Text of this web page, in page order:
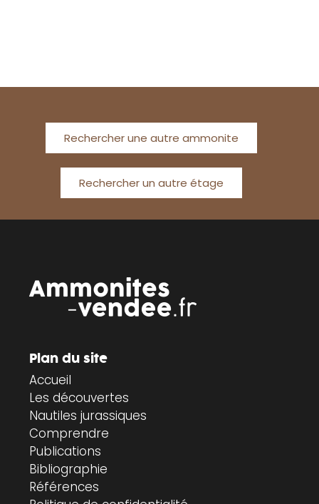
Rechercher une autre ammonite
Rechercher un autre étage
Plan du site
Accueil
Les découvertes
Nautiles jurassiques
Comprendre
Publications
Bibliographie
Références